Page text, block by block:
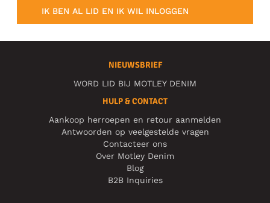
IK BEN AL LID EN IK WIL INLOGGEN
NIEUWSBRIEF
WORD LID BIJ MOTLEY DENIM
HULP & CONTACT
Aankoop herroepen en retour aanmelden
Antwoorden op veelgestelde vragen
Contacteer ons
Over Motley Denim
Blog
B2B Inquiries